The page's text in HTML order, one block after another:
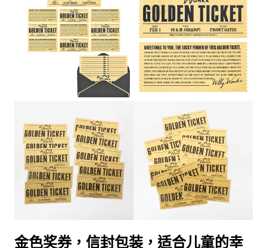
金色奖券，信封包装，适合儿童的幸